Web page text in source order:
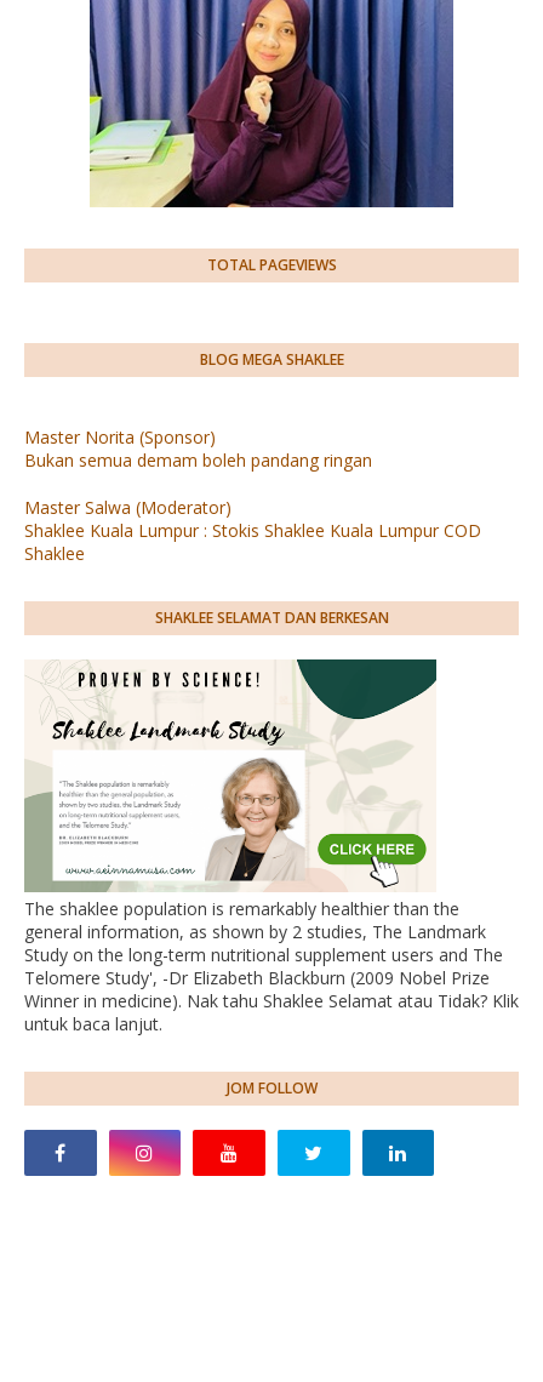
TOTAL PAGEVIEWS
BLOG MEGA SHAKLEE
Master Norita (Sponsor)
Bukan semua demam boleh pandang ringan
Master Salwa (Moderator)
Shaklee Kuala Lumpur : Stokis Shaklee Kuala Lumpur COD
Shaklee
SHAKLEE SELAMAT DAN BERKESAN
The shaklee population is remarkably healthier than the
general information, as shown by 2 studies, The Landmark
Study on the long-term nutritional supplement users and The
Telomere Study', -Dr Elizabeth Blackburn (2009 Nobel Prize
Winner in medicine). Nak tahu Shaklee Selamat atau Tidak? Klik
untuk baca lanjut.
JOM FOLLOW